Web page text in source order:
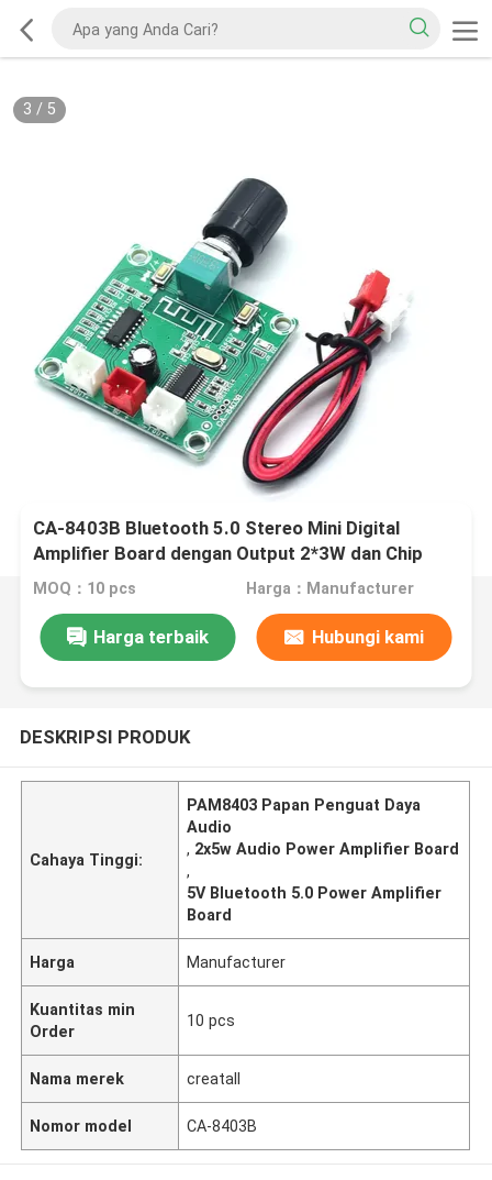
3 / 5
CA-8403B Bluetooth 5.0 Stereo Mini Digital
Amplifier Board dengan Output 2*3W dan Chip
PAM8403
MOQ：10 pcs Harga：Manufacturer
Harga terbaik Hubungi kami
DESKRIPSI PRODUK
Cahaya Tinggi:
PAM8403 Papan Penguat Daya
Audio
, 2x5w Audio Power Amplifier Board
,
5V Bluetooth 5.0 Power Amplifier
Board
Harga Manufacturer
Kuantitas min
Order
10 pcs
Nama merek creatall
Nomor model CA-8403B